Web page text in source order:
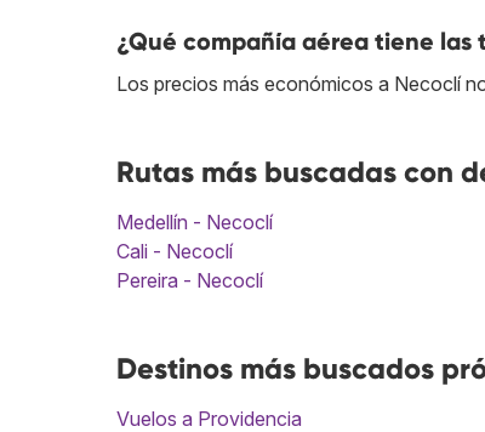
¿Qué compañía aérea tiene
Los precios más económicos a Necoclí
Rutas más buscadas con
Medellín - Necoclí
Cali - Necoclí
Pereira - Necoclí
Destinos más buscados
Vuelos a Providencia